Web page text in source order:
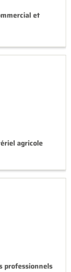
et
agricole
professionnels